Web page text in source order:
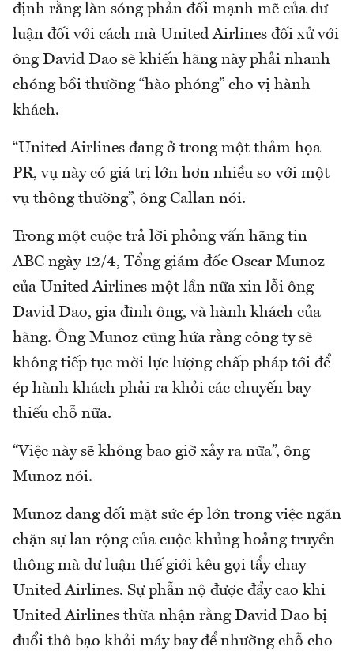
định rằng làn sóng phản đối mạnh mẽ của dư
luận đối với cách mà United Airlines đối xử với
ông David Dao sẽ khiến hãng này phải nhanh
chóng bồi thường “hào phóng” cho vị hành
khách.
“United Airlines đang ở trong một thảm họa
PR, vụ này có giá trị lớn hơn nhiều so với một
vụ thông thường”, ông Callan nói.
Trong một cuộc trả lời phỏng vấn hãng tin
ABC ngày 12/4, Tổng giám đốc Oscar Munoz
của United Airlines một lần nữa xin lỗi ông
David Dao, gia đình ông, và hành khách của
hãng. Ông Munoz cũng hứa rằng công ty sẽ
không tiếp tục mời lực lượng chấp pháp tới để
ép hành khách phải ra khỏi các chuyến bay
thiếu chỗ nữa.
“Việc này sẽ không bao giờ xảy ra nữa”, ông
Munoz nói.
Munoz đang đối mặt sức ép lớn trong việc ngăn
chặn sự lan rộng của cuộc khủng hoảng truyền
thông mà dư luận thế giới kêu gọi tẩy chay
United Airlines. Sự phẫn nộ được đẩy cao khi
United Airlines thừa nhận rằng David Dao bị
đuổi thô bạo khỏi máy bay để nhường chỗ cho